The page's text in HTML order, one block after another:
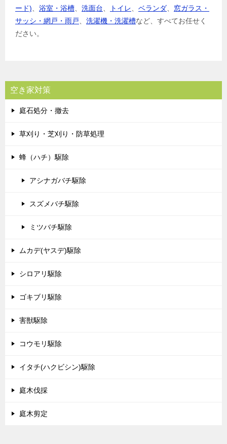
ード)
浴室・浴槽 洗面台 トイレ ベランダ
窓ガラス・
サッシ・網戸・雨戸
洗濯機・洗濯槽など、すべてお任せく
ださい。
空き家対策
庭石処分・撤去
草刈り・芝刈り・防草処理
蜂（ハチ）駆除
アシナガバチ駆除
スズメバチ駆除
ミツバチ駆除
ムカデ(ヤスデ)駆除
シロアリ駆除
ゴキブリ駆除
害獣駆除
コウモリ駆除
イタチ(ハクビシン)駆除
庭木伐採
庭木剪定